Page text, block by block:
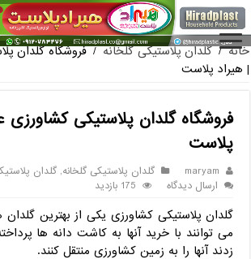
فروش گلدان پلاستیکی گلخانه به صورت آنلاین
خانه / گلدان پلاستیکی گلخانه / فروشگاه گلدان
| هیراد پلاست
فروشگاه گلدان پلاستیکی کشاورزی
پلاست
maryam گلدان پلاستیکی گلخانه,گلدان
ارسال دیدگاه
175 بازدید
گلدان پلاستیکی کشاورزی یکی از بهترین
می‌ توانند با خرید آنها به کاشت دانه ها
زدند آنها را به زمین کشاورزی منتقل کنند.